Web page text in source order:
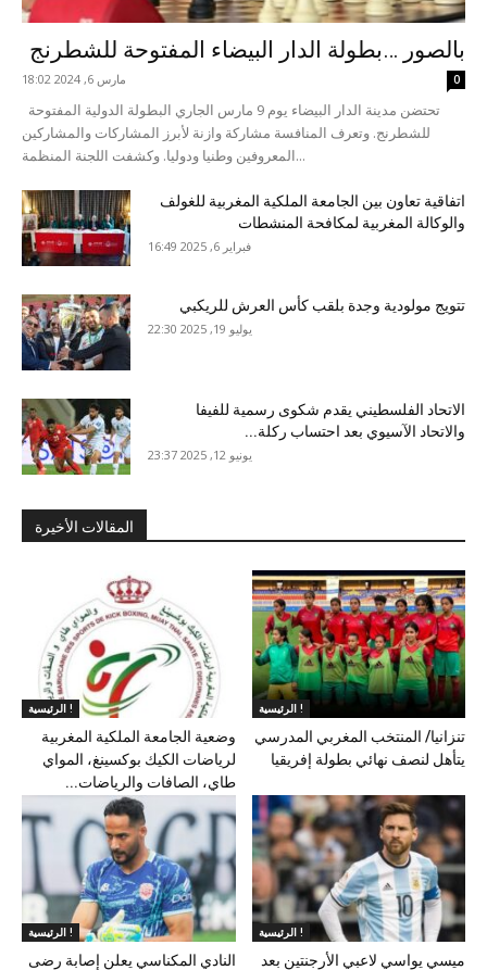
بالصور …بطولة الدار البيضاء المفتوحة للشطرنج
مارس 6, 2024 18:02 0
للشطرنج. وتعرف المنافسة مشاركة وازنة لأبرز المشاركات والمشاركين
المعروفين وطنيا ودوليا. وكشفت اللجنة المنظمة...
اتفاقية تعاون بين الجامعة الملكية المغربية للغولف
والوكالة المغربية لمكافحة المنشطات
فبراير 6, 2025 16:49
تتويج مولودية وجدة بلقب كأس العرش للريكبي
يوليو 19, 2025 22:30
الاتحاد الفلسطيني يقدم شكوى رسمية للفيفا
والاتحاد الآسيوي بعد احتساب ركلة...
يونيو 12, 2025 23:37
المقالات الأخيرة
الرئيسية !
وضعية الجامعة الملكية المغربية
لرياضات الكيك بوكسينغ، المواي
طاي، الصافات والرياضات...
الرئيسية !
تنزانيا/ المنتخب المغربي المدرسي
يتأهل لنصف نهائي بطولة إفريقيا
الرئيسية !
النادي المكناسي يعلن إصابة رضى
الرئيسية !
ميسي يواسي لاعبي الأرجنتين بعد